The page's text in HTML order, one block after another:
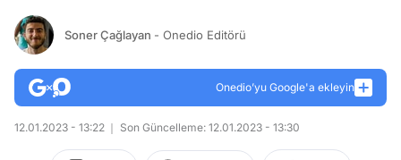
Soner Çağlayan - Onedio Editörü
Onedio’yu Google'a ekleyin
12.01.2023 - 13:22 Son Güncelleme: 12.01.2023 - 13:30